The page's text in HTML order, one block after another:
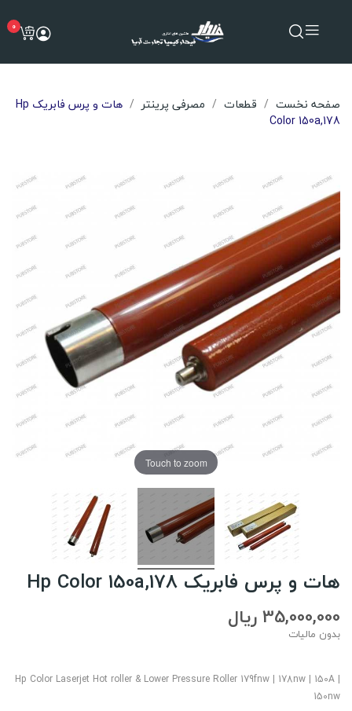
0
صفحه نخست قطعات مصرفی پرینتر
هات و پرس فابریک Hp
Color 150a,178
Touch to zoom
هات و پرس فابریک Hp Color 150a,178
35,000,000 ریال
بدون مالیات
Hp Color Laserjet Hot roller & Lower Pressure Roller 179fnw | 178nw | 150A |
150nw